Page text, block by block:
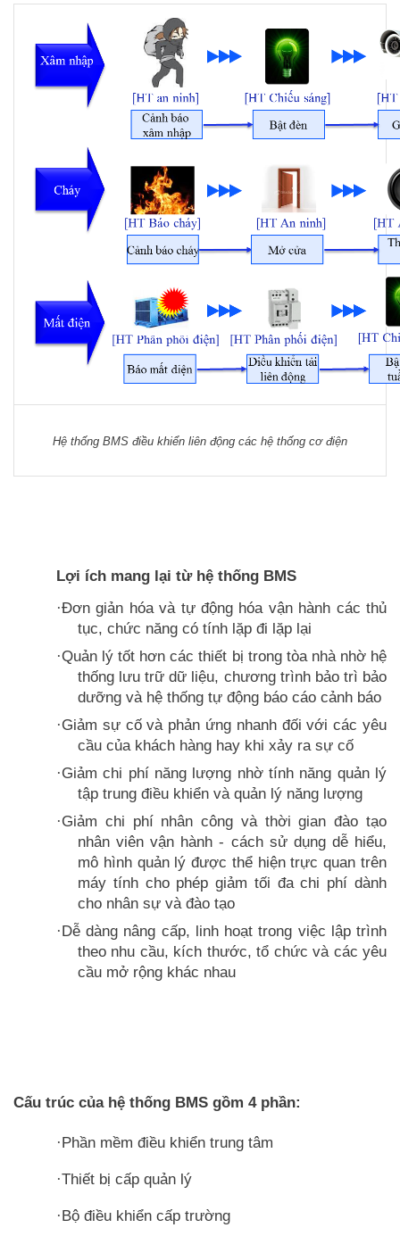
Hệ thống BMS điều khiển liên động các hệ thống cơ điện
Lợi ích mang lại từ hệ thống BMS
·Đơn giản hóa và tự động hóa vận hành các thủ
tục, chức năng có tính lặp đi lặp lại
·Quản lý tốt hơn các thiết bị trong tòa nhà nhờ hệ
thống lưu trữ dữ liệu, chương trình bảo trì bảo
dưỡng và hệ thống tự động báo cáo cảnh báo
·Giảm sự cố và phản ứng nhanh đối với các yêu
cầu của khách hàng hay khi xảy ra sự cố
·Giảm chi phí năng lượng nhờ tính năng quản lý
tập trung điều khiển và quản lý năng lượng
·Giảm chi phí nhân công và thời gian đào tạo
nhân viên vận hành - cách sử dụng dễ hiểu,
mô hình quản lý được thể hiện trực quan trên
máy tính cho phép giảm tối đa chi phí dành
cho nhân sự và đào tạo
·Dễ dàng nâng cấp, linh hoạt trong việc lập trình
theo nhu cầu, kích thước, tổ chức và các yêu
cầu mở rộng khác nhau
Cấu trúc của hệ thống BMS gồm 4 phần:
·Phần mềm điều khiển trung tâm
·Thiết bị cấp quản lý
·Bộ điều khiển cấp trường